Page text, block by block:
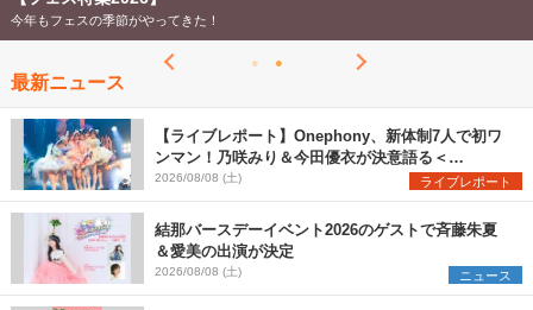
今年もフェスの季節がやってきた！
最新ニュース
【ライブレポート】Onephony、新体制7人で初ワ
ンマン！乃咲みり＆今田優衣が決意語る＜
Onephony新体制1st Oneman Live はじまりの夏
＞
2026/08/08 (土) ライブレポート
結那バースデーイベント2026のゲストで斉藤朱夏
＆愛美の出演が決定
2026/08/08 (土) ニュース